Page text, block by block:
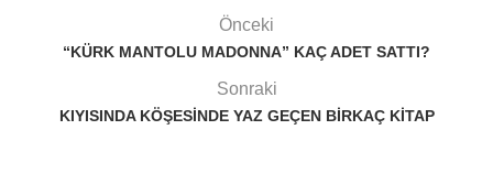
Önceki
“KÜRK MANTOLU MADONNA” KAÇ ADET SATTI?
Sonraki
KIYISINDA KÖŞESINDE YAZ GEÇEN BIRKAÇ KITAP